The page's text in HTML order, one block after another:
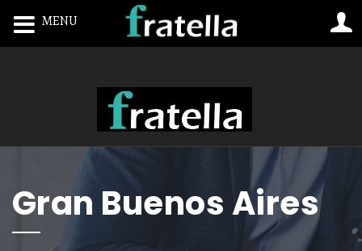
Gran Buenos Aires
MENU